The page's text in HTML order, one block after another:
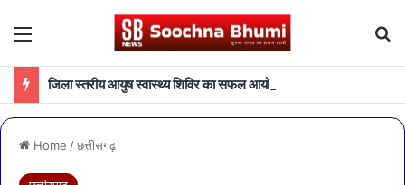
Menu
जिला स्तरीय आयुष स्वास्थ्य शिविर का सफल आयोजन
Home /छत्तीसगढ़